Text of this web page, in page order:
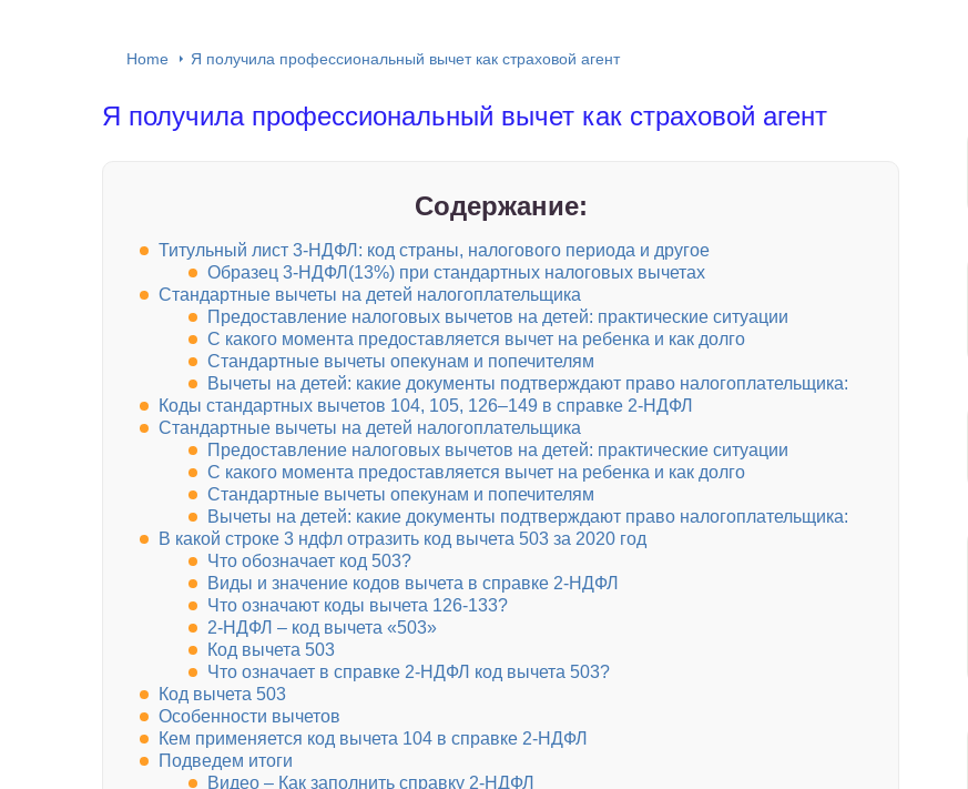
Home Я получила профессиональный вычет как страховой агент
Я получила профессиональный вычет как страховой агент
Содержание:
Титульный лист 3-НДФЛ: код страны, налогового периода и другое
Образец 3-НДФЛ(13%) при стандартных налоговых вычетах
Стандартные вычеты на детей налогоплательщика
Предоставление налоговых вычетов на детей: практические ситуации
С какого момента предоставляется вычет на ребенка и как долго
Стандартные вычеты опекунам и попечителям
Вычеты на детей: какие документы подтверждают право налогоплательщика:
Коды стандартных вычетов 104, 105, 126–149 в справке 2-НДФЛ
Стандартные вычеты на детей налогоплательщика
Предоставление налоговых вычетов на детей: практические ситуации
С какого момента предоставляется вычет на ребенка и как долго
Стандартные вычеты опекунам и попечителям
Вычеты на детей: какие документы подтверждают право налогоплательщика:
В какой строке 3 ндфл отразить код вычета 503 за 2020 год
Что обозначает код 503?
Виды и значение кодов вычета в справке 2-НДФЛ
Что означают коды вычета 126-133?
2-НДФЛ – код вычета «503»
Код вычета 503
Что означает в справке 2-НДФЛ код вычета 503?
Код вычета 503
Особенности вычетов
Кем применяется код вычета 104 в справке 2-НДФЛ
Подведем итоги
Видео – Как заполнить справку 2-НДФЛ